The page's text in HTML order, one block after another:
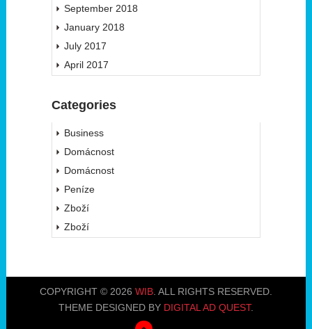
September 2018
January 2018
July 2017
April 2017
Categories
Business
Domácnost
Domácnost
Peníze
Zboží
Zboží
COPYRIGHT © 2026WIB . ALL RIGHTS RESERVED.
THEME DESIGNED BY DIGITAL AD QUEST.